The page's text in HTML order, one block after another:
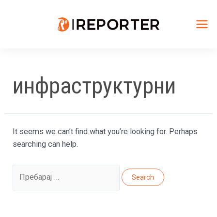
инфраструктурни
It seems we can’t find what you’re looking for. Perhaps
searching can help.